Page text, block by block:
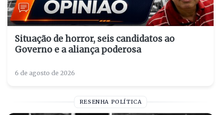
Situação de horror, seis candidatos ao
Governo e a aliança poderosa
6 de agosto de 2026
RESENHA POLÍTICA